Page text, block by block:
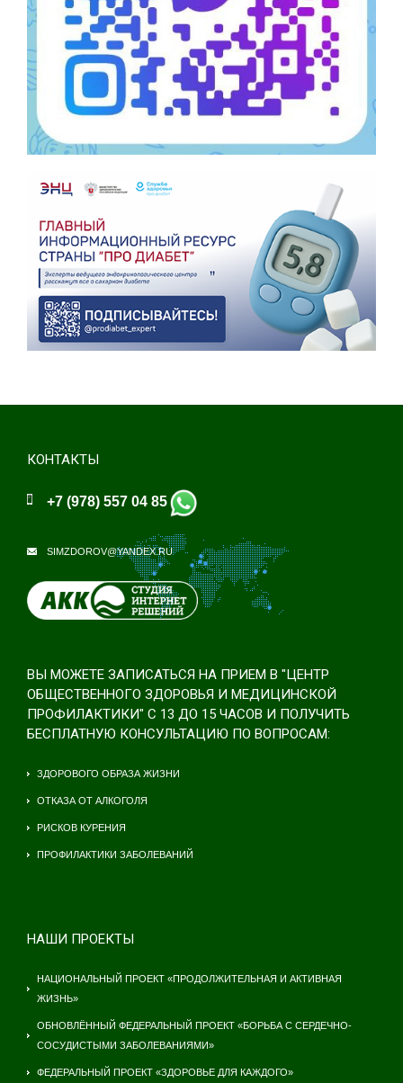
КОНТАКТЫ
+7 (978) 557 04 85
SIMZDOROV@YANDEX.RU
ВЫ МОЖЕТЕ ЗАПИСАТЬСЯ НА ПРИЕМ В "ЦЕНТР
ОБЩЕСТВЕННОГО ЗДОРОВЬЯ И МЕДИЦИНСКОЙ
ПРОФИЛАКТИКИ" С 13 ДО 15 ЧАСОВ И ПОЛУЧИТЬ
БЕСПЛАТНУЮ КОНСУЛЬТАЦИЮ ПО ВОПРОСАМ:
ЗДОРОВОГО ОБРАЗА ЖИЗНИ
ОТКАЗА ОТ АЛКОГОЛЯ
РИСКОВ КУРЕНИЯ
ПРОФИЛАКТИКИ ЗАБОЛЕВАНИЙ
НАШИ ПРОЕКТЫ
НАЦИОНАЛЬНЫЙ ПРОЕКТ «ПРОДОЛЖИТЕЛЬНАЯ И АКТИВНАЯ
ЖИЗНЬ»
ОБНОВЛЁННЫЙ ФЕДЕРАЛЬНЫЙ ПРОЕКТ «БОРЬБА С СЕРДЕЧНО-
СОСУДИСТЫМИ ЗАБОЛЕВАНИЯМИ»
ФЕДЕРАЛЬНЫЙ ПРОЕКТ «ЗДОРОВЬЕ ДЛЯ КАЖДОГО»